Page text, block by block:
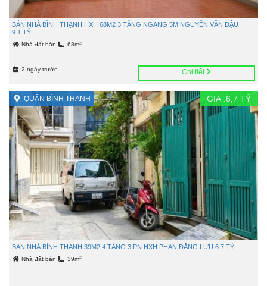
BÁN NHÀ BÌNH THẠNH HXH 68M2 3 TẦNG NGANG 5M NGUYỄN VĂN ĐẬU
9.1 TỶ.
Nhà đất bán 68m2
2 ngày trước Chi tiết
QUẬN BÌNH THẠNH GIÁ :6,7 TỶ
BÁN NHÀ BÌNH THẠNH 39M2 4 TẦNG 3 PN HXH PHAN ĐĂNG LƯU 6.7 TỶ.
Nhà đất bán 39m2